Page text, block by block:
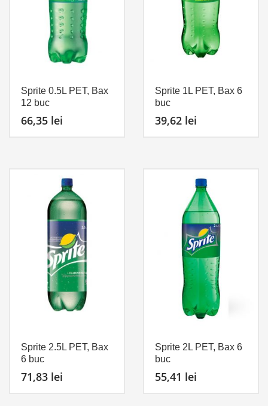
Sprite 0.5L PET, Bax
12 buc
66,35 lei
Sprite 1L PET, Bax 6
buc
39,62 lei
Sprite 2.5L PET, Bax
6 buc
71,83 lei
Sprite 2L PET, Bax 6
buc
55,41 lei